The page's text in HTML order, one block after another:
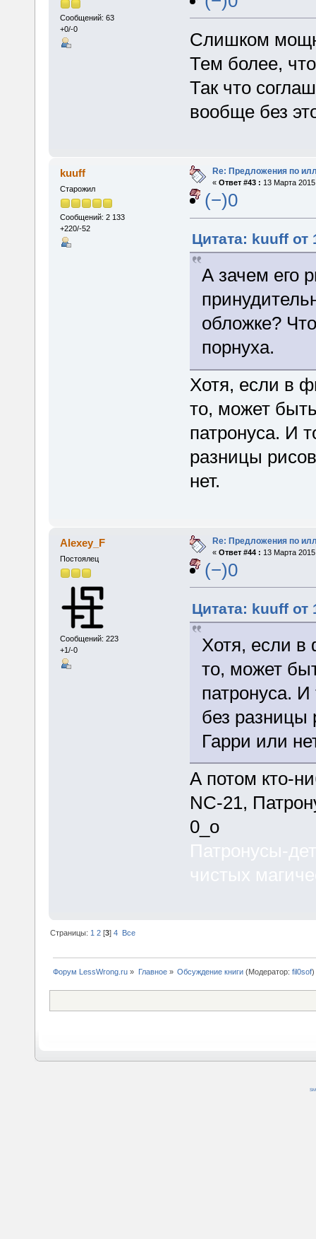
Сообщений: 63
+0/-0
Слишком
Тем более,
Так что
вообще без
kuuff
Старожил
Сообщений: 2 133
+220/-52
Re: Предложения по
« Ответ #43 : 13 Марта
(−)0
Цитата: kuuff от
А зачем его
обложке?
порнуха.
Хотя, если в
то, может
патронуса. И
разницы
нет.
Alexey_F
Постоялец
Сообщений: 223
+1/-0
Re: Предложения по
« Ответ #44 : 13 Марта
(−)0
Цитата: kuuff от
Хотя, если в
то, может
патронуса.
без разницы
Гарри или
А потом кто-
NC-21,
0_о
Патронусы-
чистых
Страницы: 1 2 [3]4 Все
Форум LessWrong.ru » Главное» Обсуждение книги(Модератор: fil0sof)